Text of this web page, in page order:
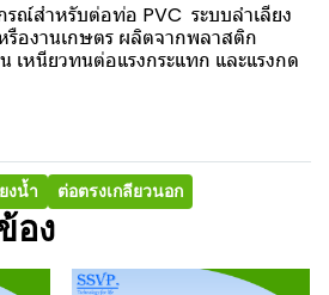
ณ์สำหรับต่อท่อ PVC ระบบลำเลียง
องานเกษตร ผลิตจากพลาสติก
หนียวทนต่อแรงกระแทก และแรงกด
งน้ำ ต่อตรงเกลียวนอก
อง